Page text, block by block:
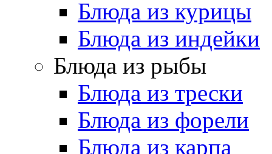
Блюда из курицы
Блюда из индейки
Блюда из рыбы
Блюда из трески
Блюда из форели
Блюда из карпа